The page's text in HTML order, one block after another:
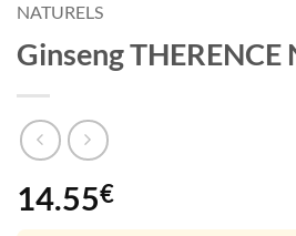
NATURELS
Ginseng THERENCE
14.55€